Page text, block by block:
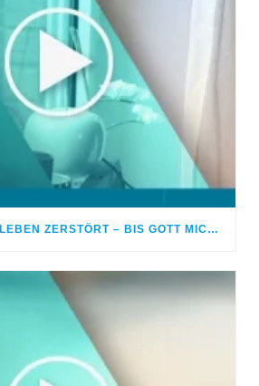
MIT 13 WAR MEIN LEBEN ZERSTÖRT – BIS GOTT MICH FAND